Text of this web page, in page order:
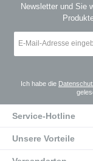
Newsletter und Sie
Mail-
Ich habe die
Service-Hotline
Unsere Vorteile